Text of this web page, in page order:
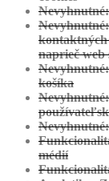
Zobraziť projekt
Želiezovce:Projekt
naprieč web
košíka
médií